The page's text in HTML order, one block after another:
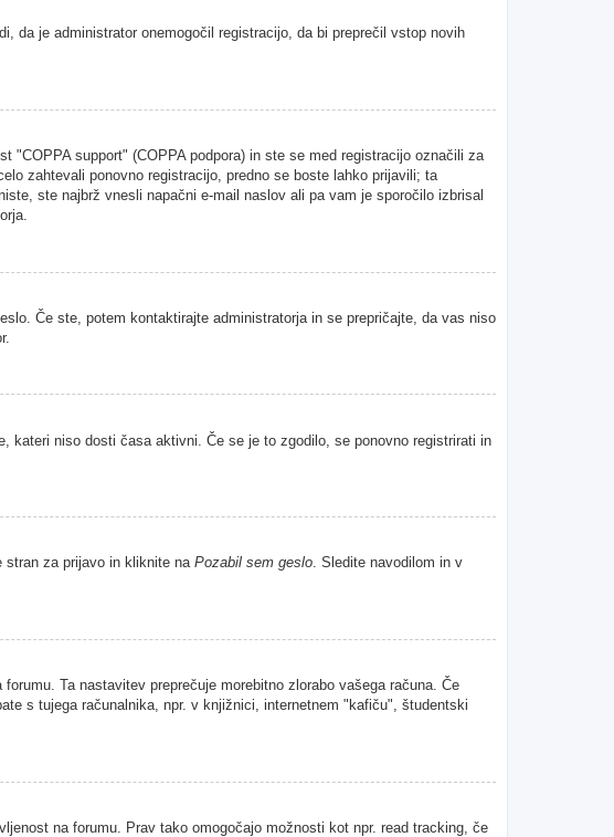
da je administrator onemogočil registracijo, da bi preprečil vstop novih
"COPPA support" (COPPA podpora) in ste se med registracijo označili za
zahtevali ponovno registracijo, predno se boste lahko prijavili; ta
ste najbrž vnesli napačni e-mail naslov ali pa vam je sporočilo izbrisal
Če ste, potem kontaktirajte administratorja in se prepričajte, da vas niso
kateri niso dosti časa aktivni. Če se je to zgodilo, se ponovno registrirati in
stran za prijavo in kliknite na Pozabil sem geslo. Sledite navodilom in v
Ta nastavitev preprečuje morebitno zlorabo vašega računa. Če
s tujega računalnika, npr. v knjižnici, internetnem "kafiču", študentski
na forumu. Prav tako omogočajo možnosti kot npr. read tracking, če